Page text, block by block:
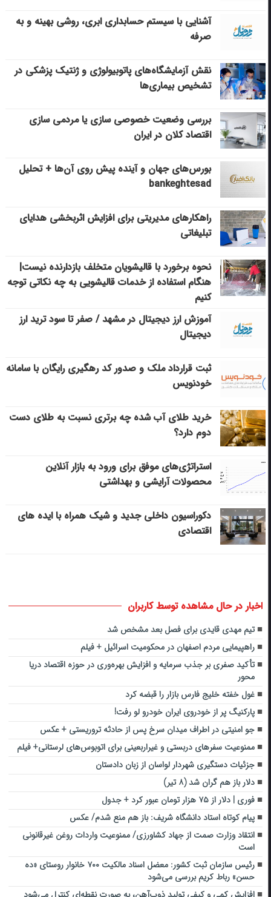
آشنایی با سیستم حسابداری ابری، روشی بهینه و به
صرفه
نقش آزمایشگاه‌های پاتوبیولوژی و ژنتیک پزشکی در
تشخیص بیماری‌ها
بررسی وضعیت خصوصی سازی یا مردمی سازی
اقتصاد کلان در ایران
بورس‌های جهان و آینده پیش روی آن‌ها + تحلیل
bankeghtesad
راهکارهای مدیریتی برای افزایش اثربخشی هدایای
تبلیغاتی
نحوه برخورد با قالیشویان متخلف بازدارنده نیست|
هنگام استفاده از خدمات قالیشویی به چه نکاتی توجه
کنیم
آموزش ارز دیجیتال در مشهد / صفر تا سود ترید ارز
دیجیتال
ثبت قرارداد ملک و صدور کد رهگیری رایگان با سامانه
خودنویس
خرید طلای آب شده چه برتری نسبت به طلای دست
دوم دارد؟
استراتژی‌های موفق برای ورود به بازار آنلاین
محصولات آرایشی و بهداشتی
دکوراسیون داخلی جدید و شیک همراه با ایده های
اقتصادی
اخبار در حال مشاهده توسط کاربران
تیم مهدی قایدی برای فصل بعد مشخص شد
راهپیمایی مردم اصفهان در محکومیت اسرائیل + فیلم
تأکید صفری بر جذب سرمایه و افزایش بهره‌وری در حوزه اقتصاد دریا
محور
غول خفته خلیج فارس بازار را قبضه کرد
پارکنیگ پر از خودروی ایران خودرو لو رفت!
جو امنیتی در اطراف میدان سرخ پس از حادثه تروریستی + عکس
ممنوعیت سفرهای دربستی و غیراربعینی برای اتوبوس‌های لرستانی+ فیلم
جزئیات دستگیری شهردار لواسان از زبان دادستان
دلار باز هم گران شد (۸ تیر)
فوری | دلار از ۷۵ هزار تومان عبور کرد + جدول
پیام کوتاه استاد دانشگاه شریف: باز هم منع شدم/ عکس
انتقاد وزارت صمت از جهاد کشاورزی/ ممنوعیت واردات روغن غیرقانونی
است
رئیس سازمان ثبت کشور: معضل اسناد مالکیت ۷۰۰ خانوار روستای «ده
حسن» رباط کریم بررسی می‌شود